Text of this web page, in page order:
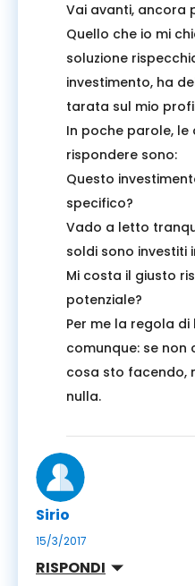
Vai avanti, ancora
Quello che io mi
soluzione
investimento, ha
tarata sul mio
In poche parole, le
rispondere sono:
Questo
specifico?
Vado a letto
soldi sono investiti
Mi costa il giusto
potenziale?
Per me la regola
comunque: se
cosa sto facendo,
nulla.
Sirio
15/3/2017
RISPONDI